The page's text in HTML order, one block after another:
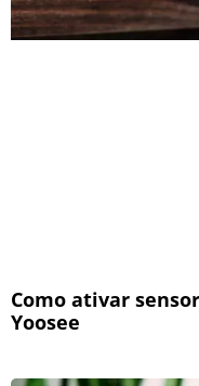
Como ativar
Yoosee